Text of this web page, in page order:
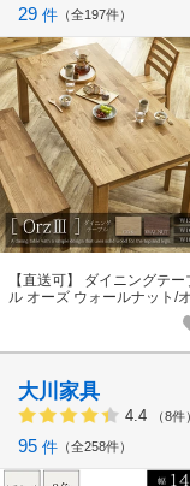
29 件 全197件
【直送可】 ダイニングテー
ル オーズ ウォールナット/
大川家具
4.4 （8件）
95 件 全258件